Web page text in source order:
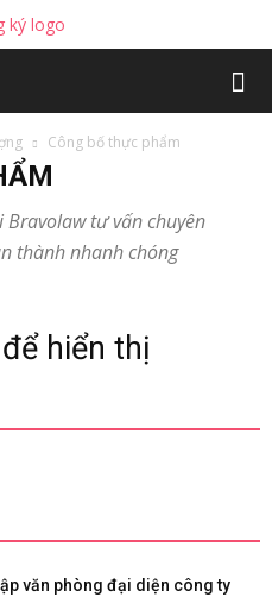
Công bố thực phẩm
tư vấn chuyên
thành nhanh chóng
hiển thị
văn phòng đại diện công ty